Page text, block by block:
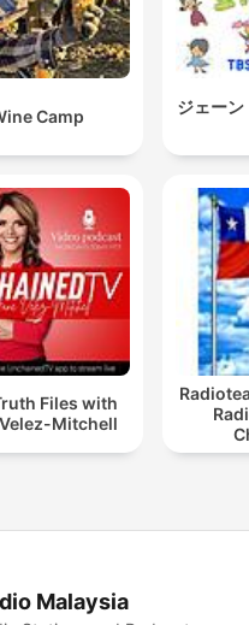
Camp
ジェー
Files with
Mitchell
Malaysia